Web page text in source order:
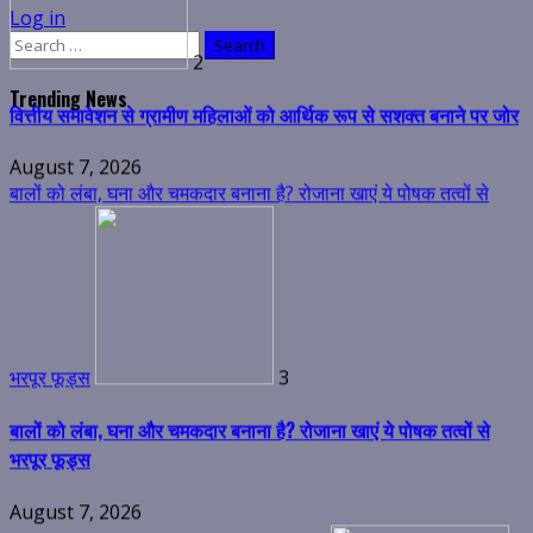
Log in
Search
for:
Trending News
August 7, 2026
बालों को लंबा, घना और चमकदार बनाना है? रोजाना खाएं ये पोषक तत्वों से
August 7, 2026